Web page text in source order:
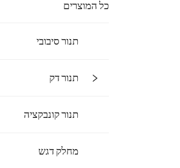
כל המוצרים
תנור סיבובי
תנור דק
תנור קונבקציה
מחלק דגש